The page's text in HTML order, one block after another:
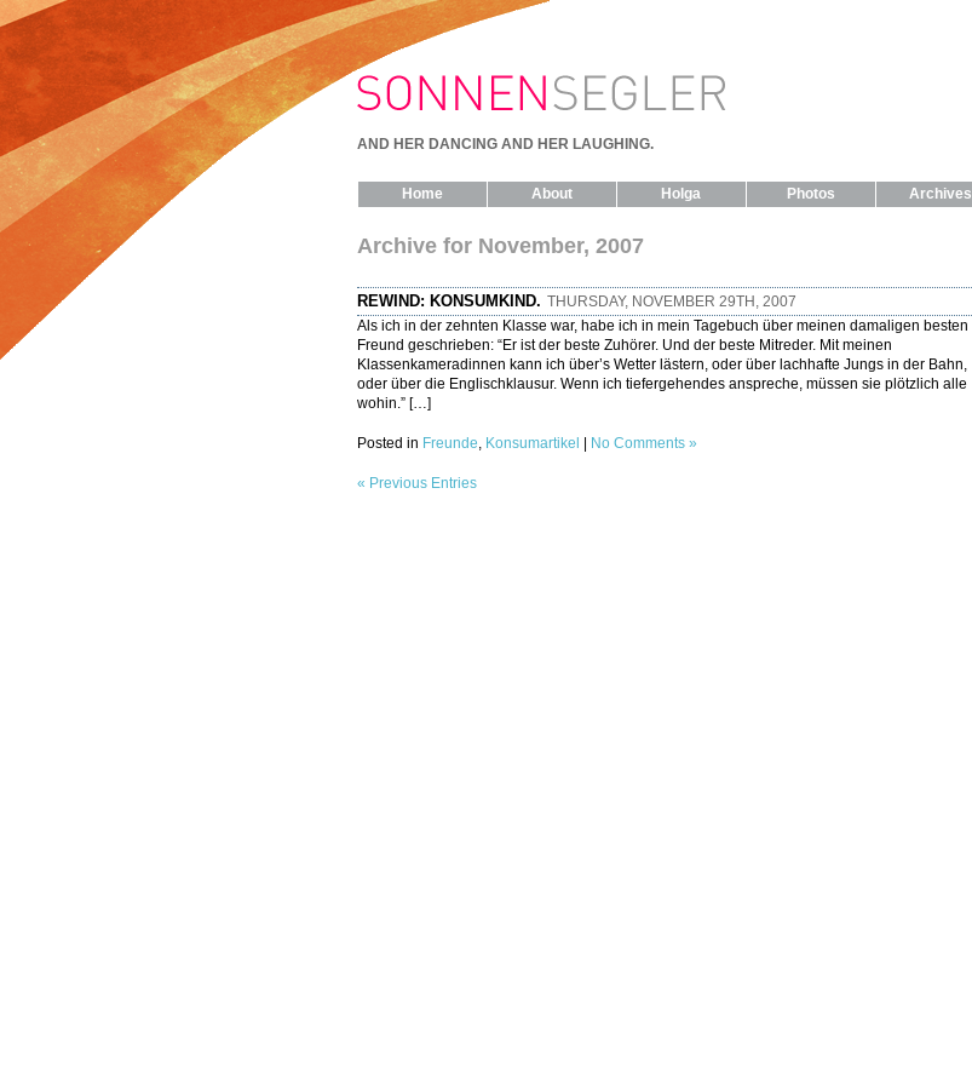
AND HER DANCING AND HER LAUGHING.
Home About Holga Photos Archives
Archive for November, 2007
REWIND: KONSUMKIND. THURSDAY, NOVEMBER 29TH, 2007
Als ich in der zehnten Klasse war, habe ich in mein Tagebuch über meinen damaligen besten
Freund geschrieben: “Er ist der beste Zuhörer. Und der beste Mitreder. Mit meinen
Klassenkameradinnen kann ich über’s Wetter lästern, oder über lachhafte Jungs in der Bahn,
oder über die Englischklausur. Wenn ich tiefergehendes anspreche, müssen sie plötzlich alle
wohin.” […]
Posted in Freunde Konsumartikel | No Comments »
« Previous Entries